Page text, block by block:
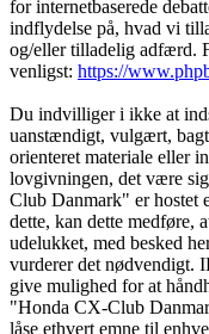
for internetbaserede
indflydelse på, hvad vi
og/eller tilladelig adfærd.
venligst: https://
Du indvilliger i ikke at
uanstændigt, vulgært,
orienteret materiale eller
lovgivningen, det være
Club Danmark" er hostet
dette, kan dette medføre,
udelukket, med besked
vurderer det nødvendigt.
give mulighed for at
"Honda CX-Club
låse ethvert emne til